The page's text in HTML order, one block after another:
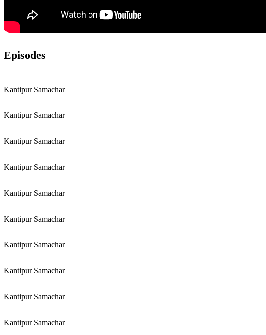
Episodes
Kantipur Samachar
Kantipur Samachar
Kantipur Samachar
Kantipur Samachar
Kantipur Samachar
Kantipur Samachar
Kantipur Samachar
Kantipur Samachar
Kantipur Samachar
Kantipur Samachar